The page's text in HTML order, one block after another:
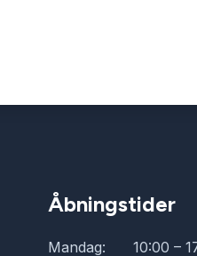
Åbningstider
Mandag: 10:00 –